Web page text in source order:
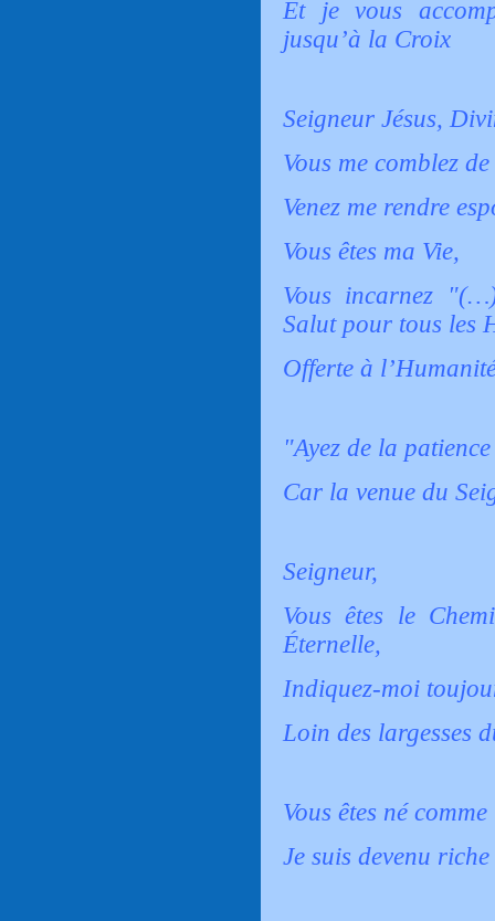
Et je vous
jusqu’à la Croix
Seigneur Jésus,
Vous me comblez
Venez me rendre
Vous êtes ma Vie,
Vous incarnez
Salut pour tous les
Offerte à
"Ayez de la
Car la venue du
Seigneur,
Vous êtes le
Éternelle,
Indiquez-moi
Loin des largesses
Vous êtes né
Je suis devenu